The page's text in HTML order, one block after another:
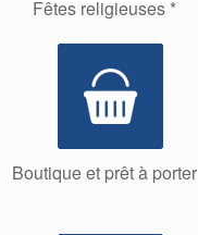
Fêtes religieuses *
Boutique et prêt à porter